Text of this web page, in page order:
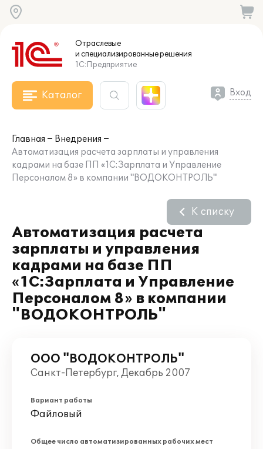
Отраслевые
и специализированныерешения
1С:Предприятие
Каталог Вход
Главная
Внедрения
Автоматизация расчета зарплаты и управления
кадрами на базе ПП «1С:Зарплата и Управление
Персоналом 8» в компании "ВОДОКОНТРОЛЬ"
Автоматизация расчета
зарплаты и управления
кадрами на базе ПП
«1С:Зарплата и Управление
Персоналом 8» в компании
"ВОДОКОНТРОЛЬ"
К списку
ООО "ВОДОКОНТРОЛЬ"
Санкт-Петербург, Декабрь 2007
Вариант работы
Файловый
Общее число автоматизированных рабочих мест